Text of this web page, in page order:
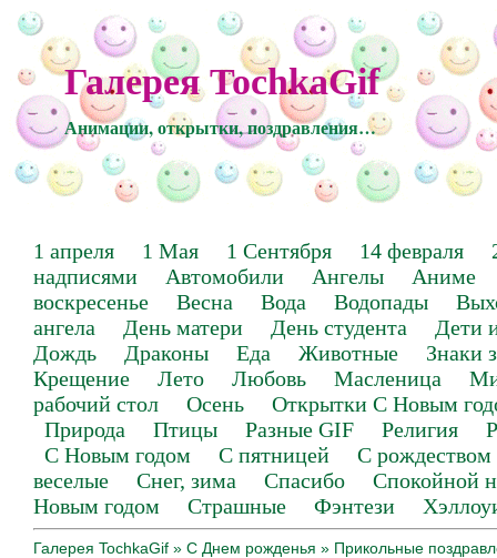
Галерея TochkaGif
Анимации, открытки, поздравления…
1 апреля 1 Мая 1 Сентября 14 февраля
надписями
Автомобили Ангелы
Аниме
воскресенье
Весна Вода Водопады
ангела
День матери День студента
Дети
Дождь
Драконы Еда Животные
Знаки
Крещение
Лето Любовь Масленица
рабочий стол
Осень
Открытки С Новым
Природа
Птицы Разные GIF Религия
С Новым годом
С пятницей
С рождеством
веселые
Снег, зима Спасибо
Спокойной
Новым годом
Страшные Фэнтези
Галерея TochkaGif » С Днем рожденья » Прикольные